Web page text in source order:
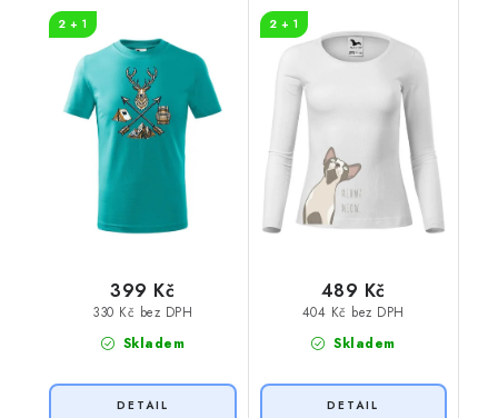
2 + 1
Skladem
330 Kč bez DPH
399 Kč
2 + 1
Skladem
404 Kč bez DPH
489 Kč